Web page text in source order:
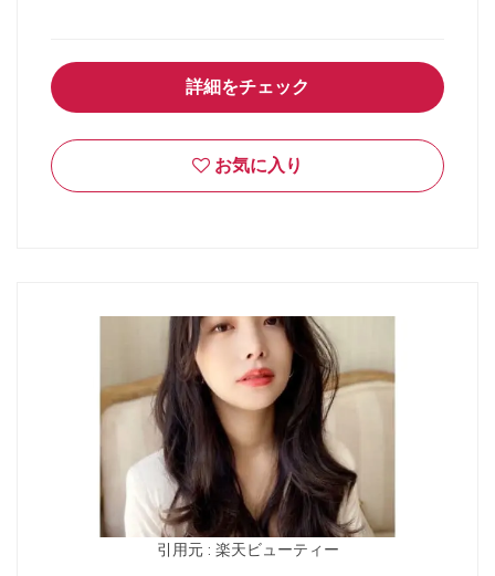
詳細をチェック
お気に入り
引用元 : 楽天ビューティー